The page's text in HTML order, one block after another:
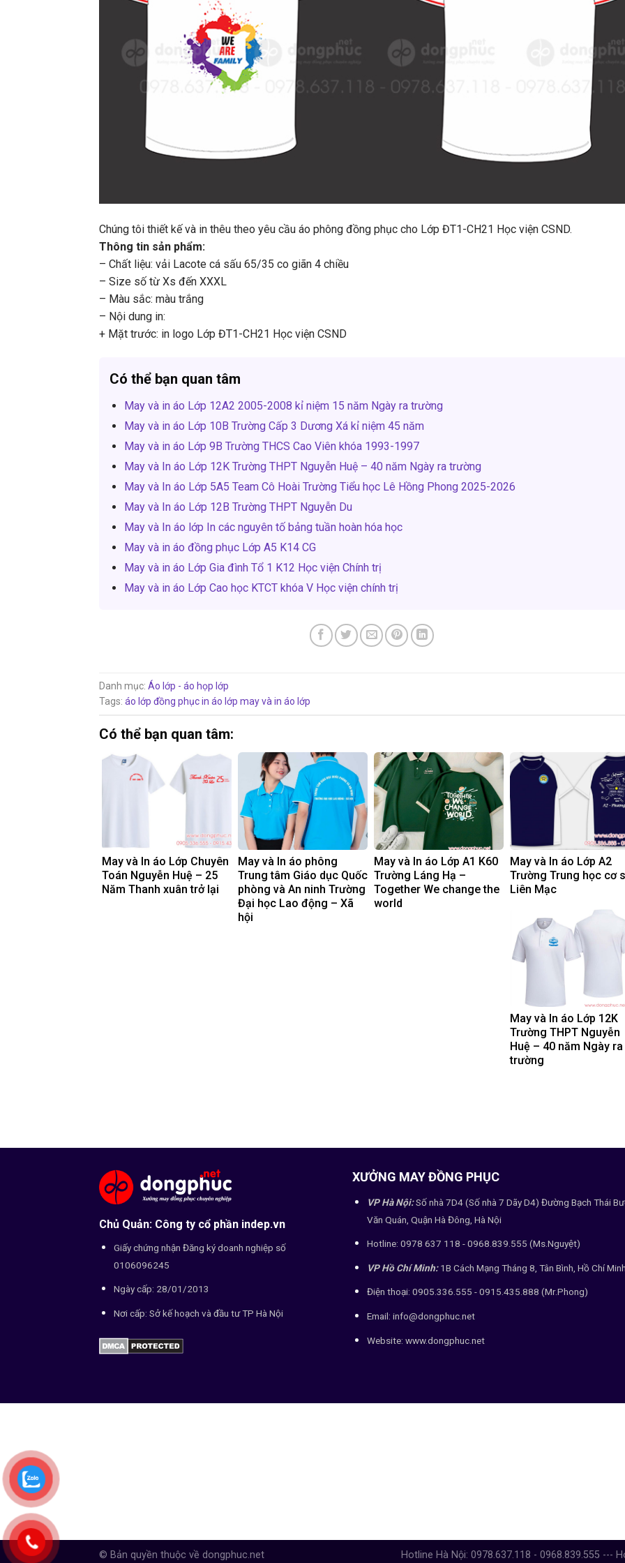
Chúng tôi thiết kế và in thêu theo yêu cầu áo phông đồng phục cho Lớp ĐT1-CH21 Học viện CSND.
Thông tin sản phẩm:
– Chất liệu: vải Lacote cá sấu 65/35 co giãn 4 chiều
– Size số từ Xs đến XXXL
– Màu sắc: màu trắng
– Nội dung in:
+ Mặt trước: in logo Lớp ĐT1-CH21 Học viện CSND
Có thể bạn quan tâm
May và in áo Lớp 12A2 2005-2008 kỉ niệm 15 năm Ngày ra trường
May và in áo Lớp 10B Trường Cấp 3 Dương Xá kỉ niệm 45 năm
May và in áo Lớp 9B Trường THCS Cao Viên khóa 1993-1997
May và In áo Lớp 12K Trường THPT Nguyễn Huệ – 40 năm Ngày ra trường
May và In áo Lớp 5A5 Team Cô Hoài Trường Tiểu học Lê Hồng Phong 2025-2026
May và In áo Lớp 12B Trường THPT Nguyễn Du
May và In áo lớp In các nguyên tố bảng tuần hoàn hóa học
May và in áo đồng phục Lớp A5 K14 CG
May và in áo Lớp Gia đình Tổ 1 K12 Học viện Chính trị
May và in áo Lớp Cao học KTCT khóa V Học viện chính trị
Danh mục: Áo lớp - áo họp lớp
Tags: áo lớp đồng phụcin áo lớp may và in áo lớp
Có thể bạn quan tâm:
May và In áo Lớp Chuyên
Toán Nguyễn Huệ – 25
Năm Thanh xuân trở lại
May và In áo phông
Trung tâm Giáo dục Quốc
phòng và An ninh Trường
Đại học Lao động – Xã
hội
May và In áo Lớp A1 K60
Trường Láng Hạ –
Together We change the
world
May và In áo Lớp A2
Trường Trung học cơ
Liên Mạc
May và In áo Lớp 12K
Trường THPT Nguyễn
Huệ – 40 năm Ngày ra
trường
Chủ Quản: Công ty cổ phần indep.vn
Giấy chứng nhận Đăng ký doanh nghiệp số
0106096245
Ngày cấp: 28/01/2013
Nơi cấp: Sở kế hoạch và đầu tư TP Hà Nội
XƯỞNG MAY ĐỒNG PHỤC
VP Hà Nội:Số nhà 7D4 (Số nhà 7 Dãy D4) Đường Bạch Thái
Văn Quán, Quận Hà Đông, Hà Nội
Hotline: 0978 637 118 - 0968.839.555 (Ms.Nguyệt)
VP Hồ Chí Minh:1B Cách Mạng Tháng 8, Tân Bình, Hồ Chí
Điện thoại: 0905.336.555 - 0915.435.888 (Mr.Phong)
Email: info@dongphuc.net
Website:www.dongphuc.net
Hotline Hà Nội: 0978.637.118 - 0968.839.555 ---
© Bản quyền thuộc về dongphuc.net